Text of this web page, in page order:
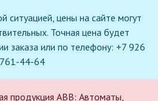
ситуацией, цены на сайте могут
Точная цена будет
заказа или по телефону: +7 926
761-44-64
продукция ABB: Автоматы,